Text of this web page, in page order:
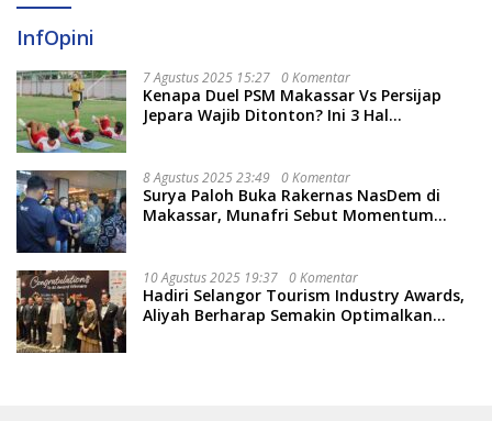
InfOpini
7 Agustus 2025 15:27 0 Komentar
Kenapa Duel PSM Makassar Vs Persijap
Jepara Wajib Ditonton? Ini 3 Hal
8 Agustus 2025 23:49 0 Komentar
Surya Paloh Buka Rakernas NasDem di
Makassar, Munafri Sebut Momentum
10 Agustus 2025 19:37 0 Komentar
Hadiri Selangor Tourism Industry Awards,
Aliyah Berharap Semakin Optimalkan